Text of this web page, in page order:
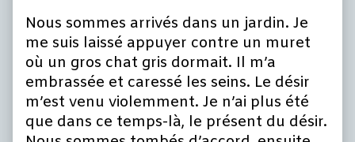
Nous sommes arrivés dans un jardin. Je
me suis laissé appuyer contre un muret
où un gros chat gris dormait. Il m’a
embrassée et caressé les seins. Le désir
m’est venu violemment. Je n’ai plus été
que dans ce temps-là, le présent du désir.